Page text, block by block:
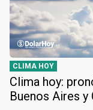
CLIMA HOY
Clima hoy:
Buenos Aires y